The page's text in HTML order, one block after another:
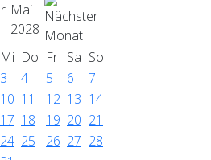
Mai
2028
Mi Do Fr Sa So
3 4 5 6
7
10 11 12 13 14
17 18 19 20 21
24 25 26 27 28